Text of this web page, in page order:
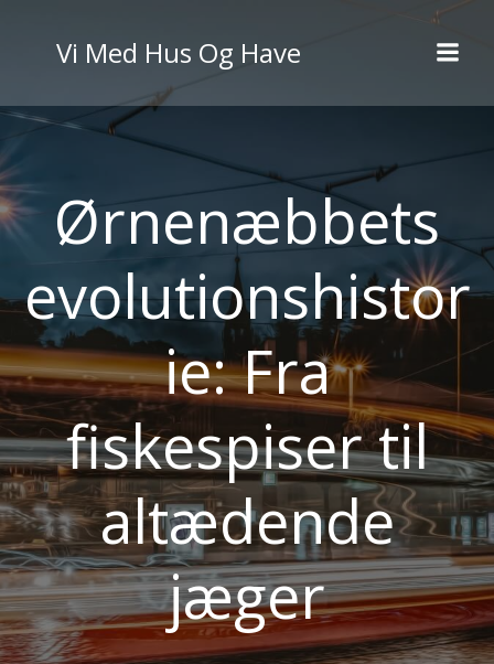
til
indhold
Vi Med Hus Og Have
Ørnenæbbets
evolutionshistor
ie: Fra
fiskespiser til
altædende
jæger